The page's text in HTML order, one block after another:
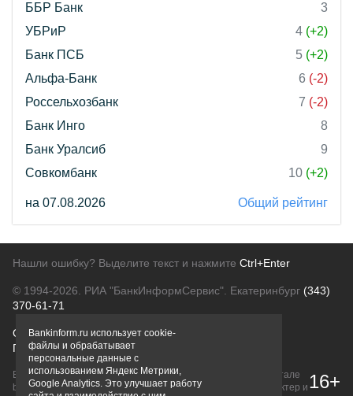
ББР Банк
3
УБРиР
4 (+2)
Банк ПСБ
5 (+2)
Альфа-Банк
6 (-2)
Россельхозбанк
7 (-2)
Банк Инго
8
Банк Уралсиб
9
Совкомбанк
10 (+2)
на 07.08.2026 Общий рейтинг
Нашли ошибку? Выделите текст и нажмите Ctrl+Enter
© 1994-2026. РИА "БанкИнформСервис". Екатеринбург (343)
370-61-71
О проектеПолитика конфиденциальности
Правовая информацияДля рекламодателей
Вся информация о продуктах банков, размещенная на портале
bankinform.ru, носит исключительно ознакомительный характер и 16+
Bankinform.ru использует cookie-
файлы и обрабатывает
персональные данные с
использованием Яндекс Метрики,
Google Analytics. Это улучшает работу